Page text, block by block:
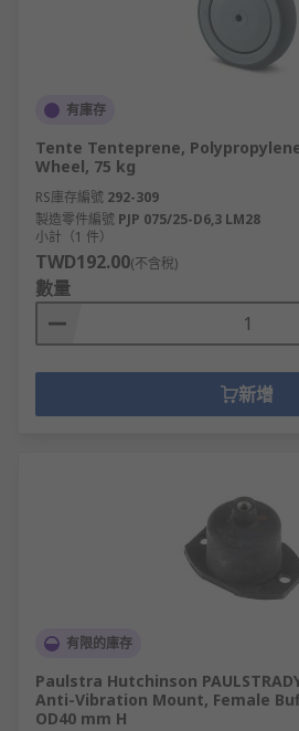
有庫存
Tente Tenteprene,
Wheel, 75 kg
RS庫存編號 292-309
製造零件編號 PJP 075/25-D6,3 LM28
小計（1 件）
TWD192.00(不含稅)
數量
新增
有限的庫存
Paulstra Hutchinson
Anti-Vibration Mount, Female
OD40 mm H